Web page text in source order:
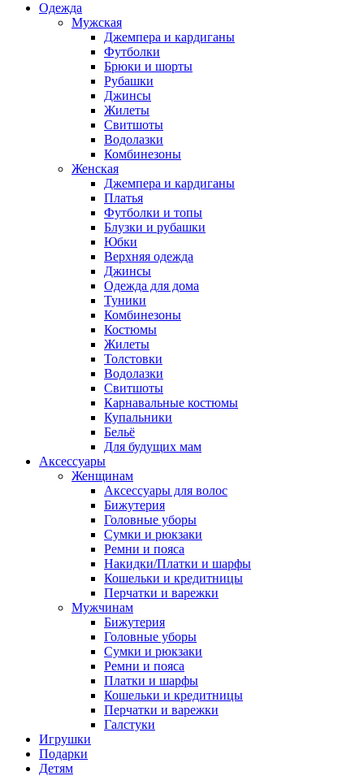
Одежда
Мужская
Джемпера и кардиганы
Футболки
Брюки и шорты
Рубашки
Джинсы
Жилеты
Свитшоты
Водолазки
Комбинезоны
Женская
Джемпера и кардиганы
Платья
Футболки и топы
Блузки и рубашки
Юбки
Верхняя одежда
Джинсы
Одежда для дома
Туники
Комбинезоны
Костюмы
Жилеты
Толстовки
Водолазки
Свитшоты
Карнавальные костюмы
Купальники
Бельё
Для будущих мам
Аксессуары
Женщинам
Аксессуары для волос
Бижутерия
Головные уборы
Сумки и рюкзаки
Ремни и пояса
Накидки/Платки и шарфы
Кошельки и кредитницы
Перчатки и варежки
Мужчинам
Бижутерия
Головные уборы
Сумки и рюкзаки
Ремни и пояса
Платки и шарфы
Кошельки и кредитницы
Перчатки и варежки
Галстуки
Игрушки
Подарки
Детям